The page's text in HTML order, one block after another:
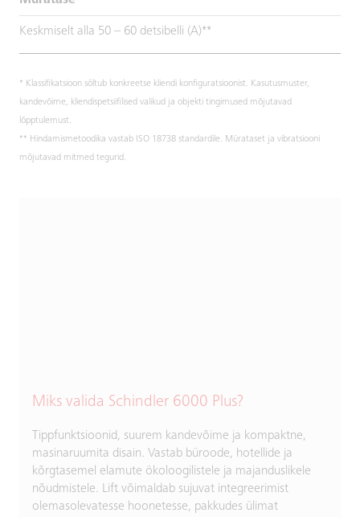
Keskmiselt alla 50 – 60 detsibelli (A)**
* Klassifikatsioon sõltub konkreetse kliendi konfiguratsioonist. Kasutusmuster,
kandevõime, kliendispetsiifilised valikud ja objekti tingimused mõjutavad
lõpptulemust.
** Hindamismetoodika vastab ISO 18738 standardile. Mürataset ja vibratsiooni
mõjutavad mitmed tegurid.
Miks valida Schindler 6000 Plus?
Tippfunktsioonid, suurem kandevõime ja kompaktne,
masinaruumita disain. Vastab büroode, hotellide ja
kõrgtasemel elamute ökoloogilistele ja majanduslikele
nõudmistele. Lift võimaldab sujuvat integreerimist
olemasolevatesse hoonetesse, pakkudes ülimat